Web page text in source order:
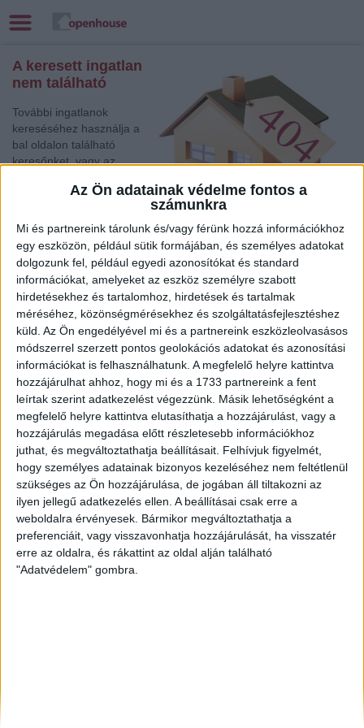
Az Ön adatainak védelme fontos a
számunkra
Mi és partnereink tárolunk és/vagy férünk hozzá információkhoz
egy eszközön, például sütik formájában, és személyes adatokat
dolgozunk fel, például egyedi azonosítókat és standard
információkat, amelyeket az eszköz személyre szabott
hirdetésekhez és tartalomhoz, hirdetések és tartalmak
méréséhez, közönségmérésekhez és szolgáltatásfejlesztéshez
küld. Az Ön engedélyével mi és a partnereink eszközleolvasásos
módszerrel szerzett pontos geolokációs adatokat és azonosítási
információkat is felhasználhatunk. A megfelelő helyre kattintva
hozzájárulhat ahhoz, hogy mi és a 1733 partnereink a fent
leírtak szerint adatkezelést végezzünk. Másik lehetőségként a
megfelelő helyre kattintva elutasíthatja a hozzájárulást, vagy a
hozzájárulás megadása előtt részletesebb információkhoz
juthat, és megváltoztathatja beállításait. Felhívjuk figyelmét,
hogy személyes adatainak bizonyos kezeléséhez nem feltétlenül
szükséges az Ön hozzájárulása, de jogában áll tiltakozni az
ilyen jellegű adatkezelés ellen. A beállításai csak erre a
weboldalra érvényesek. Bármikor megváltoztathatja a
preferenciáit, vagy visszavonhatja hozzájárulását, ha visszatér
erre az oldalra, és rákattint az oldal alján található
"Adatvédelem" gombra.
A keresett ingatlan
nem található
További ingatlanok
kereséséhez használja a
bal oldalon található
keresőnket, vagy az
Kecskemét , Eladó Társasházi lakás
Kecskemét, Eladó Családi ház
Debrecen, Kiadó Családi ház
, Eladó Társasházi lakás
Székesfehérvár, Eladó Családi ház
Jászberény, Eladó Társasházi lakás
Tata, Eladó Családi ház
Szolnok, Eladó Társasházi lakás
Komárom
, Eladó Társasházi lakás